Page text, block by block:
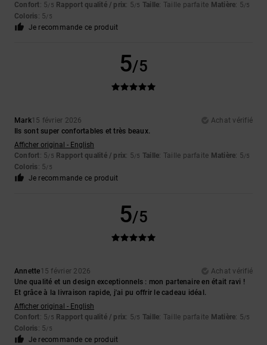
Confort: 5/5 Rapport qualité / prix: 5/5 Taille: Taille parfaite Matière: 5/5
Coloris: 5/5
Je recommande ce produit
5/5
Mark15 février 2026
Achat vérifié
Ils sont super confortables et très beaux.
Afficher original - English
Confort: 5/5 Rapport qualité / prix: 5/5 Taille: Taille parfaite Matière: 5/5
Coloris: 5/5
Je recommande ce produit
5/5
Annette15 février 2026
Achat vérifié
Une qualité et un design exceptionnels : mon partenaire en était ravi !
Et grâce à la livraison rapide, j'ai pu offrir le cadeau idéal.
Afficher original - English
Confort: 5/5 Rapport qualité / prix: 5/5 Taille: Taille parfaite Matière: 5/5
Coloris: 5/5
Je recommande ce produit